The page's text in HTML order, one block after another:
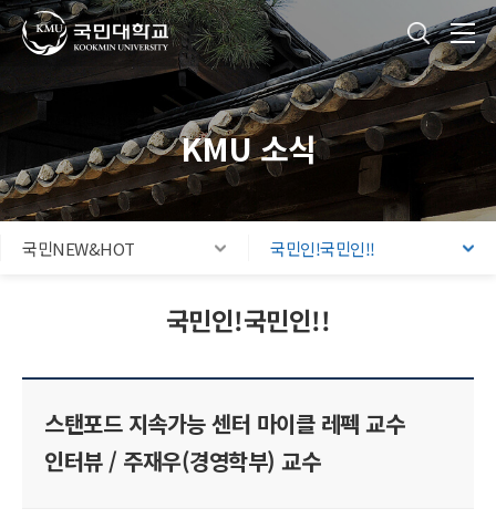
주메뉴 바로가기
본문내용 바로가기
푸터 바로가기
국민대학교
KMU 소식
국민NEW&HOT 국민인!국민인!!
국민인!국민인!!
스탠포드 지속가능 센터 마이클 레펙 교수
인터뷰 / 주재우(경영학부) 교수